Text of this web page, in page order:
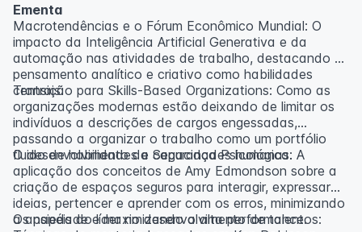
Ementa
Macrotendências e o Fórum Econômico Mundial: O
impacto da Inteligência Artificial Generativa e da
automação nas atividades de trabalho, destacando o
pensamento analítico e criativo como habilidades
centrais.
Transição para Skills-Based Organizations: Como as
organizações modernas estão deixando de limitar os
indivíduos a descrições de cargos engessadas,
passando a organizar o trabalho como um portfólio
fluido de habilidades e capacidades humanas.
O desenvolvimento da Segurança Psicológica: A
aplicação dos conceitos de Amy Edmondson sobre a
criação de espaços seguros para interagir, expressar
ideias, pertencer e aprender com os erros, minimizando
a ansiedade e maximizando a alta performance.
Os papéis do líder no desenvolvimento de talentos: